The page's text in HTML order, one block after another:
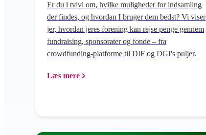
Er du i tvivl om, hvilke muligheder for indsamling
der findes, og hvordan I bruger dem bedst? Vi viser
jer, hvordan jeres forening kan rejse penge gennem
fundraising, sponsorater og fonde – fra
crowdfunding-platforme til DIF og DGI's puljer.
Læs mere